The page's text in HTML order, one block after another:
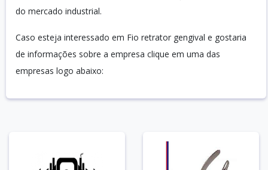
do mercado industrial.
Caso esteja interessado em Fio retrator gengival e gostaria
de informações sobre a empresa clique em uma das
empresas logo abaixo: